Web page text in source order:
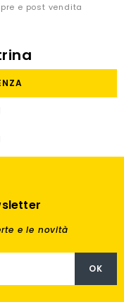
pre e post vendita
e le novità